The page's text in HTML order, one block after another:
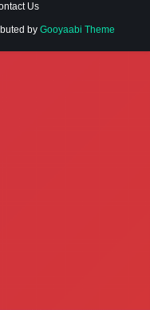
Us
by Gooyaabi Theme